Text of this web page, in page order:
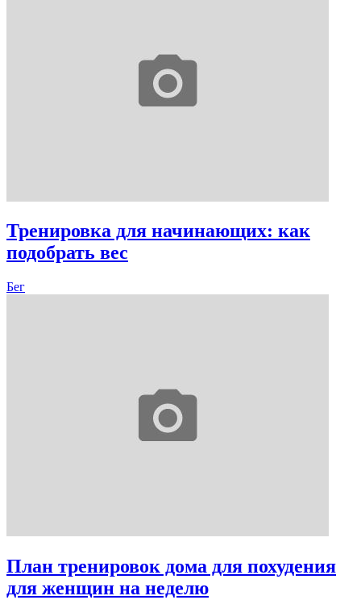
Тренировка для начинающих: как
подобрать вес
Бег
План тренировок дома для похудения
для женщин на неделю